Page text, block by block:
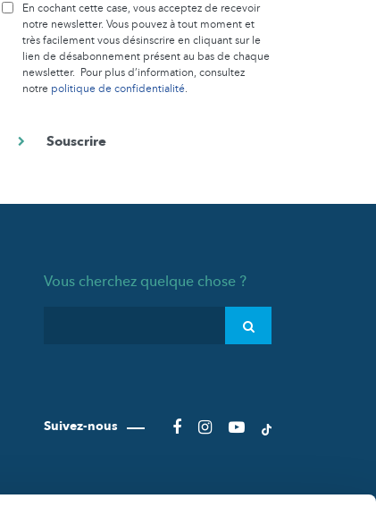
En cochant cette case, vous acceptez de recevoir
notre newsletter. Vous pouvez à tout moment et
très facilement vous désinscrire en cliquant sur le
lien de désabonnement présent au bas de chaque
newsletter. Pour plus d’information, consultez
notre politique de confidentialité.
Vous cherchez quelque chose ?
Suivez-nous